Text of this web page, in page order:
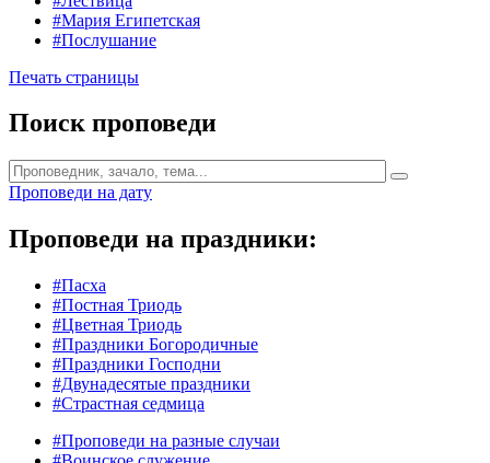
#Мария Египетская
#Послушание
Печать страницы
Поиск проповеди
Проповеди на дату
Проповеди на праздники:
#Пасха
#Постная Триодь
#Цветная Триодь
#Праздники Богородичные
#Праздники Господни
#Двунадесятые праздники
#Страстная седмица
#Проповеди на разные случаи